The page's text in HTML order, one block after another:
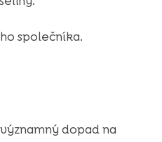
společníka.
dopad na